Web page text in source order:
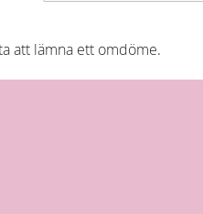
att lämna ett omdöme.